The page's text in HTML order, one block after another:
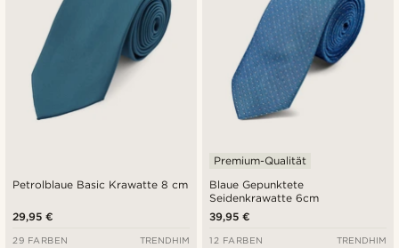
Petrolblaue Basic Krawatte 8 cm
29,95 €
29 FARBEN TRENDHIM
Blaue Gepunktete
Seidenkrawatte 6cm
Premium-Qualität
39,95 €
12 FARBEN TRENDHIM